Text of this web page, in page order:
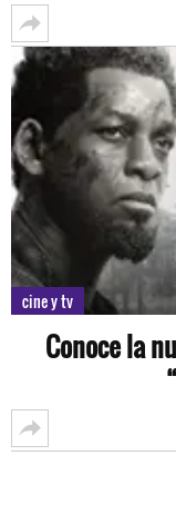
cine y tv
Conoce la